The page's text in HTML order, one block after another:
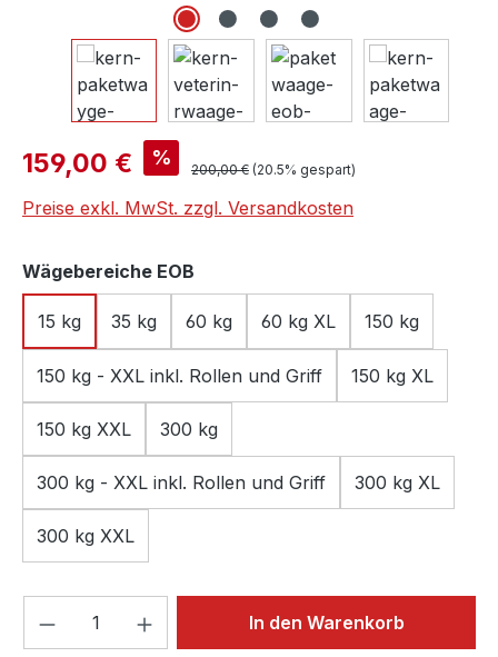
Verkaufspreis:
159,00 € % Regulärer Preis:
200,00 € (20.5% gespart)
Preise exkl. MwSt. zzgl. Versandkosten
Wägebereiche EOB
15 kg 35 kg 60 kg 60 kg XL 150 kg
150 kg - XXL inkl. Rollen und Griff 150 kg XL
150 kg XXL 300 kg
300 kg - XXL inkl. Rollen und Griff 300 kg XL
300 kg XXL
Produkt Anzahl: Gib denIn den Warenkorb